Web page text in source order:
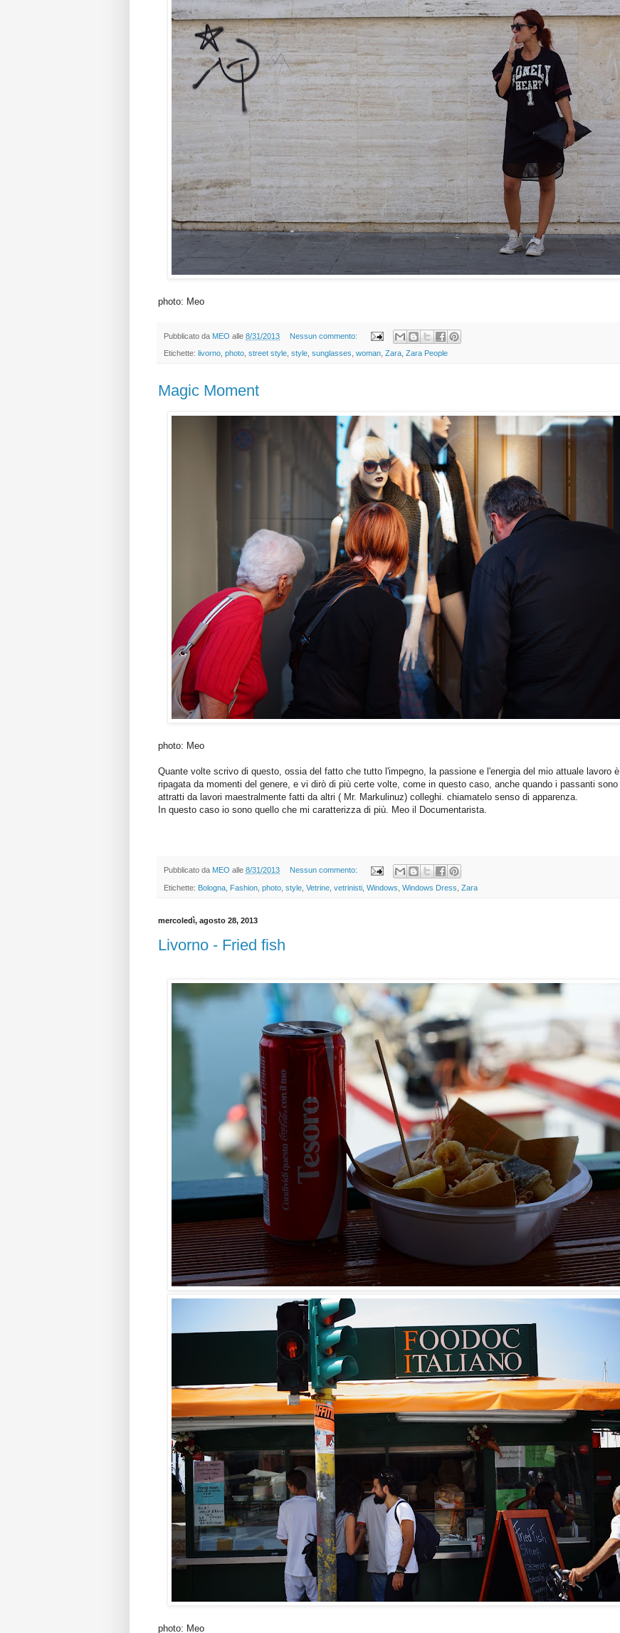
photo: Meo
Pubblicato da MEO alle 8/31/2013 Nessun commento:
Etichette: livorno photo street style style sunglasses woman Zara Zara People
Magic Moment
photo: Meo
Quante volte scrivo di questo, ossia del fatto che tutto l'impegno, la passione e l'energia del mio attuale lavoro è
ripagata da momenti del genere, e vi dirò di più certe volte, come in questo caso, anche quando i passanti sono
attratti da lavori maestralmente fatti da altri ( Mr. Markulinuz) colleghi. chiamatelo senso di apparenza.
In questo caso io sono quello che mi caratterizza di più. Meo il Documentarista.
Pubblicato da MEO alle 8/31/2013 Nessun commento:
Etichette: Bologna Fashion photo style Vetrine vetrinisti Windows Windows Dress Zara
mercoledì, agosto 28, 2013
Livorno - Fried fish
photo: Meo